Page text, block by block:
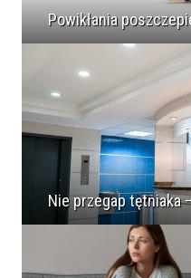
Powikłania
Nie przegap tętniaka